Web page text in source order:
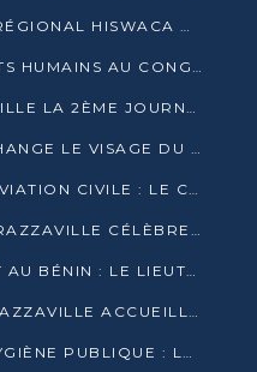
STATISTIQUES : LE PROJET RÉGIONAL HISWACA OFFICIELLEMENT LANCÉ AU CONGO
4182 VIOLATIONS DES DROITS HUMAINS AU CONGO EN 2025 SELON LE CAD
PNLS : BRAZZAVILLE ACCUEILLE LA 2ÈME JOURNÉE SCIENTIFIQUE SUR LE VIH/SIDA
PESTY KANGA, L’OPV QUI CHANGE LE VISAGE DU REPORTAGE AU CONGO
JOURNÉE MONDIALE DE L’AVIATION CIVILE : LE CONGO MISE SUR L’INNOVATION ET LA SÉCURITÉ
BILILI BD FESTIVAL 2025 : BRAZZAVILLE CÉLÈBRE DIX ANS DE CRÉATION GRAPHIQUE AFRICAINE
TENTATIVE DE COUP D’ÉTAT AU BÉNIN : LE LIEUTENANT-COLONEL TIGRI S’AUTOPROCLAME CHEF D’UN COMITÉ MILITAIRE
BONNE GOUVERNANCE : BRAZZAVILLE ACCUEILLE LES PREMIÈRES JOURNÉES CONGOLAISES DE L’ÉVALUATION
MARCHÉS, TROTTOIRS ET HYGIÈNE PUBLIQUE : LE GOUVERNEMENT DURCIT LE TON